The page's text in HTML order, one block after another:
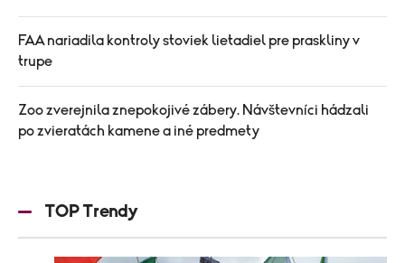
FAA nariadila kontroly stoviek lietadiel pre praskliny v
trupe
Zoo zverejnila znepokojivé zábery. Návštevníci hádzali
po zvieratách kamene a iné predmety
TOP Trendy